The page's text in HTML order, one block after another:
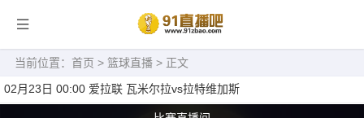
当前位置： 首页 > 篮球直播 > 正文
02月23日 00:00 爱拉联 瓦米尔拉vs拉特维加斯